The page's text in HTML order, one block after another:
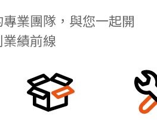
業團隊，與您一起開
業績前線